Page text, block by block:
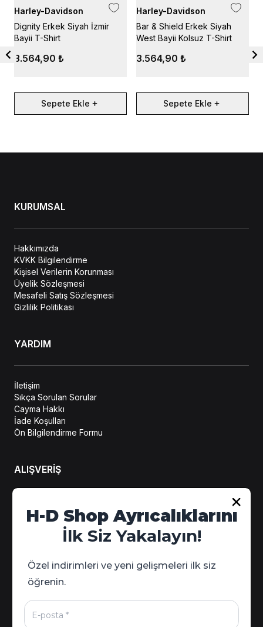
Harley-Davidson
Dignity Erkek Siyah İzmir
Bayii T-Shirt
3.564,90 ₺
Sepete Ekle
Harley-Davidson
Bar & Shield Erkek Siyah
West Bayii Kolsuz T-Shirt
3.564,90 ₺
Sepete Ekle
KURUMSAL
Hakkımızda
KVKK Bilgilendirme
Kişisel Verilerin Korunması
Üyelik Sözleşmesi
Mesafeli Satış Sözleşmesi
Gizlilik Politikası
YARDIM
İletişim
Sıkça Sorulan Sorular
Cayma Hakkı
İade Koşulları
Ön Bilgilendirme Formu
ALIŞVERİŞ
Hesabım
Sipariş Takip
Kampanya Detayları
H-D Shop Ayrıcalıklarını
İlk Siz Yakalayın!
Özel indirimleri ve yeni gelişmeleri ilk siz
öğrenin.